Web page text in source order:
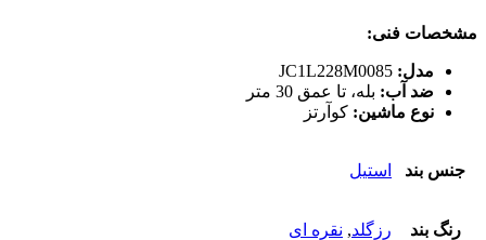
مشخصات فنی:
مدل:
ضد آب: بله، تا عمق 30 متر
نوع ماشین: کوآرتز
جنس بند استیل
رنگ بند رزگلد, نقره ای